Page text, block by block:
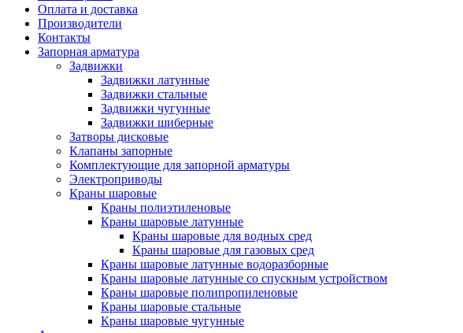
Оплата и доставка
Производители
Контакты
Запорная арматура
Задвижки
Задвижки латунные
Задвижки стальные
Задвижки чугунные
Задвижки шиберные
Затворы дисковые
Клапаны запорные
Комплектующие для запорной арматуры
Электроприводы
Краны шаровые
Краны полиэтиленовые
Краны шаровые латунные
Краны шаровые для водных сред
Краны шаровые для газовых сред
Краны шаровые латунные водоразборные
Краны шаровые латунные со спускным устройством
Краны шаровые полипропиленовые
Краны шаровые стальные
Краны шаровые чугунные